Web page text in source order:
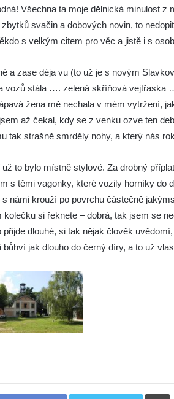
Všechna ta moje dělnická minulost
zbytků svačin a dobových novin, to
s velkým citem pro věc a jistě i s
a zase déja vu (to už je s novým
vozů stála …. zelená skříňová vejtřaska
žena mě nechala v mém vytržení,
až čekal, kdy se z venku ozve ten
tak strašně smrděly nohy, a který nás
už to bylo místně stylové. Za drobný
s těmi vagonky, které vozily horníky
námi krouží po povrchu částečně
kolečku si řeknete – dobrá, tak jsem se
přijde dlouhé, si tak nějak člověk
bůhví jak dlouho do černý díry, a to už